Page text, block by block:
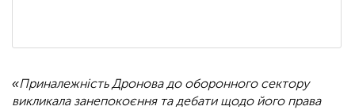
«Приналежність Дронова до оборонного сектору
викликала занепокоєння та дебати щодо його права